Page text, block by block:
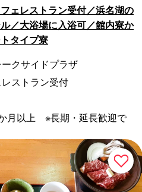
ェレストラン受付／浜名湖の
／大浴場に入浴可／館内寮か
タイプ寮
クサイドプラザ
ストラン受付
月以上 ※長期・延長歓迎で